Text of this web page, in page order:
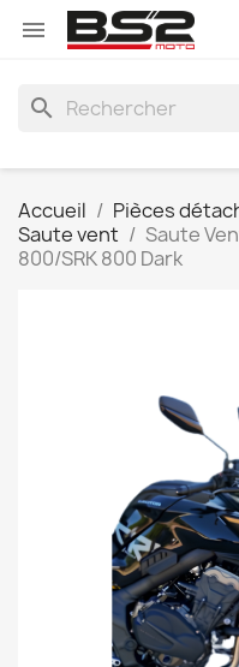

search
Accueil Pièces
Saute vent
Saute
800/SRK 800 Dark